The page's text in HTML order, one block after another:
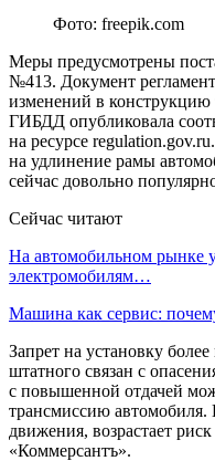
Фото: freepik.com
Меры предусмотрены
№413. Документ
изменений в
ГИБДД опубликовала
на ресурсе
на удлинение рамы
сейчас довольно
Сейчас читают
На автомобильном рынке
электромобилям…
Машина как сервис:
Запрет на установку
штатного связан с
с повышенной отдачей
трансмиссию автомобиля.
движения, возрастает
«Коммерсантъ».